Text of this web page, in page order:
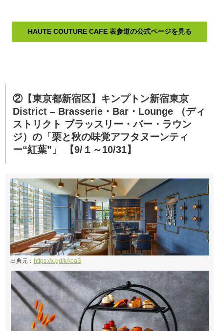
HAUTE COUTURE CAFE 表参道の公式ページを見る
②【東京都新宿区】キンプトン新宿東京
District – Brasserie・Bar・Lounge （ディ
ストリクト ブラッスリー・バー・ラウン
ジ）の「栗と秋の味覚アフタヌーンティ
ー“紅葉”」 【9/１～10/31】
出典元： https://x.gd/kAoaS